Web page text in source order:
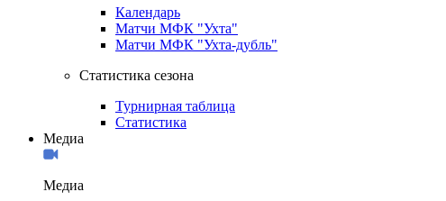
Календарь
Матчи МФК "Ухта"
Матчи МФК "Ухта-дубль"
Статистика сезона
Турнирная таблица
Статистика
Медиа
Медиа